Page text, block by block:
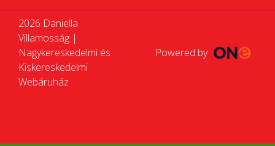
2026 Daniella
Villamosság |
Nagykereskedelmi és
Kiskereskedelmi
Webáruház
Powered by